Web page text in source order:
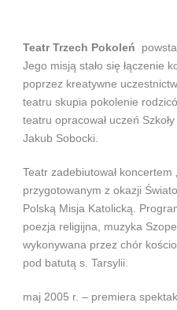
Teatr Trzech Pokoleń
Jego misją stało się łączenie
poprzez kreatywne
teatru skupia pokolenie
teatru opracował uczeń
Jakub Sobocki.
Teatr zadebiutował koncertem „
przygotowanym z okazji
Polską Misja Katolicką.
poezja religijna, muzyka
wykonywana przez chór
pod batutą s. Tarsylii.
maj 2005 r. – premiera